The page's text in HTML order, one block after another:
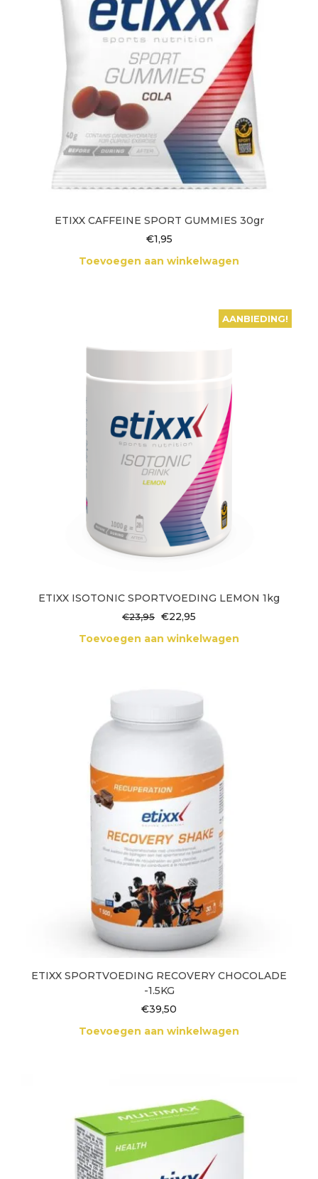
ETIXX CAFFEINE SPORT GUMMIES 30gr
€1,95
Toevoegen aan winkelwagen
AANBIEDING!
ETIXX ISOTONIC SPORTVOEDING LEMON 1kg
€23,95 Oorspronkelijke
was:
€22,95
is:
Toevoegen aan winkelwagen
ETIXX SPORTVOEDING RECOVERY CHOCOLADE
-1.5KG
€39,50
Toevoegen aan winkelwagen